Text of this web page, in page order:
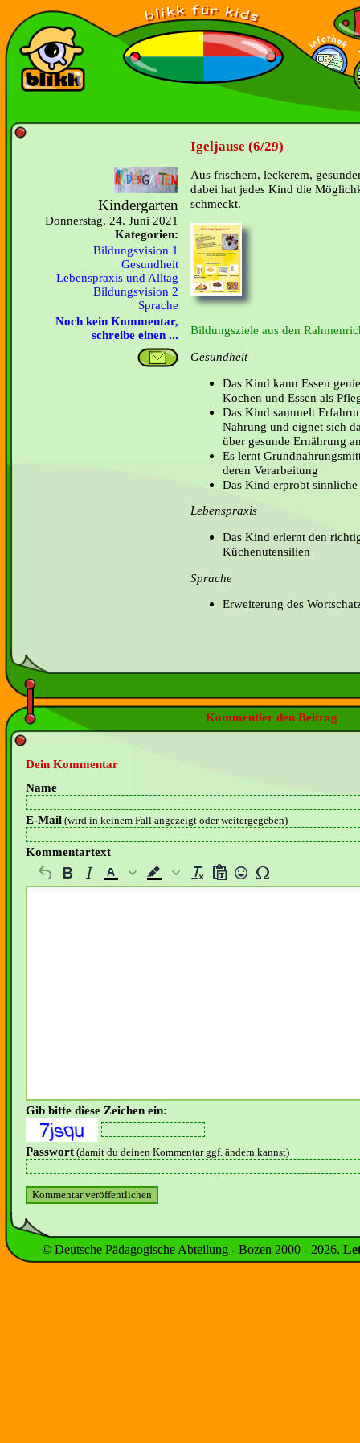
Igeljause (6/29)
Kindergarten
Donnerstag, 24. Juni 2021
Kategorien:
Bildungsvision 1
Gesundheit
Lebenspraxis und Alltag
Bildungsvision 2
Sprache
Noch kein Kommentar,
schreibe einen ...
Aus frischem, leckerem,
dabei hat jedes Kind die
schmeckt.
Bildungsziele aus den
Gesundheit
Das Kind kann Essen
Kochen und Essen als
Das Kind sammelt
Nahrung und eignet sich
über gesunde Ernährung
Es lernt
deren Verarbeitung
Das Kind erprobt
Lebenspraxis
Das Kind erlernt den
Küchenutensilien
Sprache
Erweiterung des
Kommentier den Beitrag
Dein Kommentar
Name
E-Mail (wird in keinem Fall angezeigt oder weitergegeben)
Kommentartext
Gib bitte diese Zeichen ein:
Passwort (damit du deinen Kommentar ggf. ändern kannst)
© Deutsche Pädagogische Abteilung - Bozen 2000 - 2026.